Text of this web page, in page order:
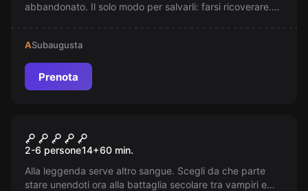
abbandonato. Il solo modo per salvarli: farsi ricoverare.
ASubaugusta
Prenota
Il castello di Dracula –
Transylvania
2-6 persone14+60 min.
Alla leggenda serve altro sangue. Scegli da che parte
stare unendoti ora alla battaglia secolare tra vampiri e